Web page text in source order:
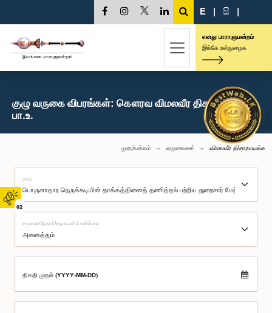
02
E | සි |
எனது பாராளுமன்றம்
இங்கே உள்நுழைக
குழு வருகை விபரங்கள்: கௌரவ விமலவீர திசாநாயக்க,
பா.உ.
முதற்பக்கம் வருகைகள் விமலவீர திசாநாயக்க
குழு
சமூகமளித்தார்/சமூகமளிக்கவில்லை
திகதி முதல் (YYYY-MM-DD)